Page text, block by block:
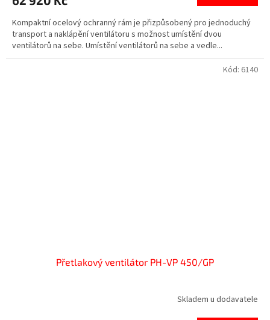
Kompaktní ocelový ochranný rám je přizpůsobený pro jednoduchý
transport a naklápění ventilátoru s možnost umístění dvou
ventilátorů na sebe. Umístění ventilátorů na sebe a vedle...
Přetlakový ventilátor PH-VP 450/GP
Skladem u dodavatele
Kód: 6140